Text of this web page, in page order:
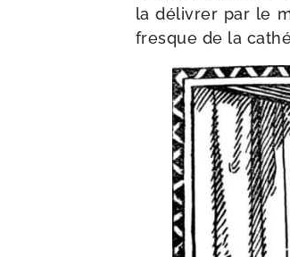
la déli­vrer par le
fresque de la